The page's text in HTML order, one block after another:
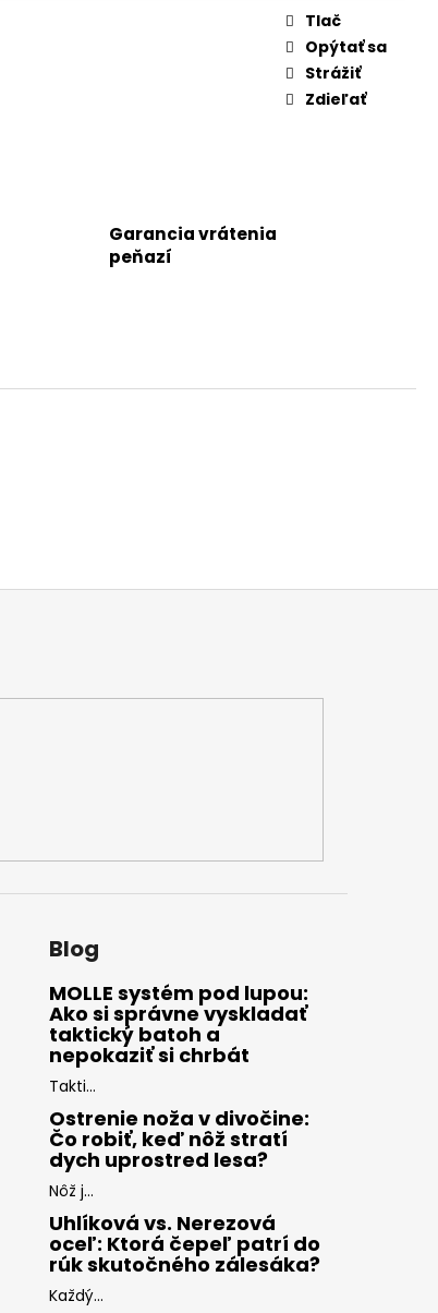
Tlač
Opýtať sa
Strážiť
Zdieľať
Garancia vrátenia
peňazí
Blog
MOLLE systém pod lupou:
Ako si správne vyskladať
taktický batoh a
nepokaziť si chrbát
Takti...
Ostrenie noža v divočine:
Čo robiť, keď nôž stratí
dych uprostred lesa?
Nôž j...
Uhlíková vs. Nerezová
oceľ: Ktorá čepeľ patrí do
rúk skutočného zálesáka?
Každý...